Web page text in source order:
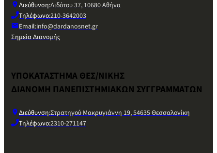
Διεύθυνση:Διδότου 37, 10680 Αθήνα
Τηλέφωνο:210-3642003
Email:info@dardanosnet.gr
Σημεία Διανομής
ΥΠΟΚΑΤΑΣΤΗΜΑ ΘΕΣ/ΝΙΚΗΣ
ΔΙΑΝΟΜΗ ΠΑΝΕΠΙΣΤΗΜΙΑΚΩΝ ΣΥΓΓΡΑΜΜΑΤΩΝ
Διεύθυνση:Στρατηγού Μακρυγιάννη 19, 54635 Θεσσαλονίκη
Τηλέφωνο:2310-271147